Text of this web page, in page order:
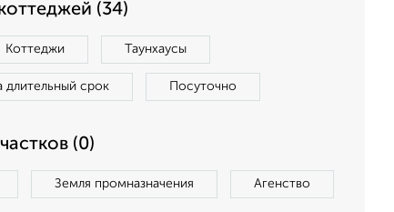
(34)
Коттеджи Таунхаусы
длительный срок Посуточно
(0)
Земля промназначения Агенство